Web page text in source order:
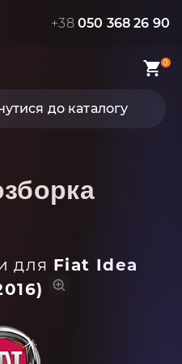
+38 050 368 26 90
0
до каталогу
для Fiat Idea